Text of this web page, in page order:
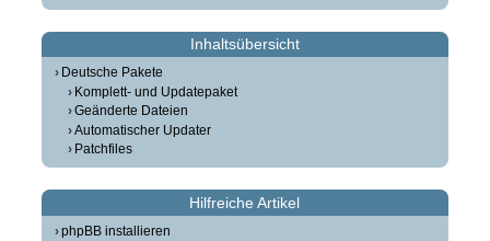
Inhaltsübersicht
Deutsche Pakete
Komplett- und Updatepaket
Geänderte Dateien
Automatischer Updater
Patchfiles
Hilfreiche Artikel
phpBB installieren